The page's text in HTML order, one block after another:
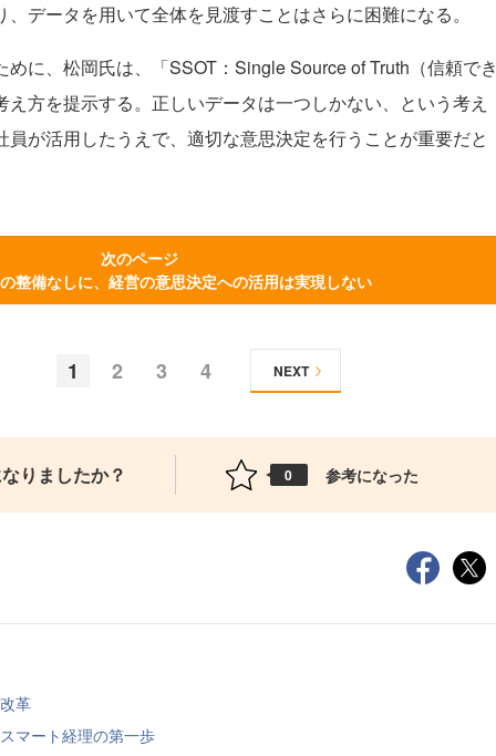
データを用いて全体を見渡すことはさらに困難になる。
に、松岡氏は、「SSOT：Single Source of Truth（信頼でき
方を提示する。正しいデータは一つしかない、という考え
が活用したうえで、適切な意思決定を行うことが重要だと
次のページ
整備なしに、経営の意思決定への活用は実現しない
1 2 3 4 NEXT
りましたか？ 0 参考になった
革
マート経理の第一歩